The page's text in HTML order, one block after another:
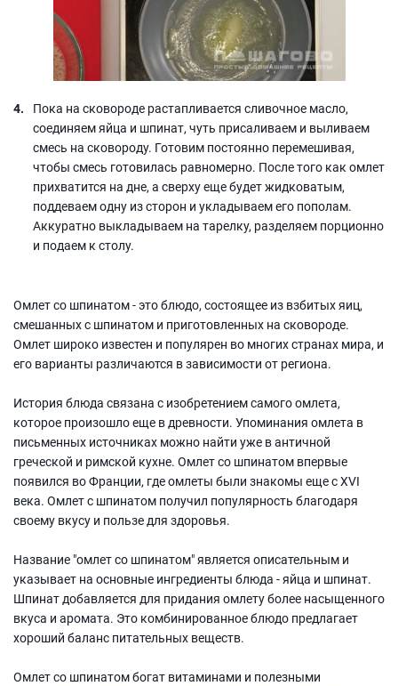
Пока на сковороде растапливается сливочное масло,
соединяем яйца и шпинат, чуть присаливаем и выливаем
смесь на сковороду. Готовим постоянно перемешивая,
чтобы смесь готовилась равномерно. После того как омлет
прихватится на дне, а сверху еще будет жидковатым,
поддеваем одну из сторон и укладываем его пополам.
Аккуратно выкладываем на тарелку, разделяем порционно
и подаем к столу.
Омлет со шпинатом - это блюдо, состоящее из взбитых яиц,
смешанных с шпинатом и приготовленных на сковороде.
Омлет широко известен и популярен во многих странах мира, и
его варианты различаются в зависимости от региона.
История блюда связана с изобретением самого омлета,
которое произошло еще в древности. Упоминания омлета в
письменных источниках можно найти уже в античной
греческой и римской кухне. Омлет со шпинатом впервые
появился во Франции, где омлеты были знакомы еще с XVI
века. Омлет с шпинатом получил популярность благодаря
своему вкусу и пользе для здоровья.
Название "омлет со шпинатом" является описательным и
указывает на основные ингредиенты блюда - яйца и шпинат.
Шпинат добавляется для придания омлету более насыщенного
вкуса и аромата. Это комбинированное блюдо предлагает
хороший баланс питательных веществ.
Омлет со шпинатом богат витаминами и полезными